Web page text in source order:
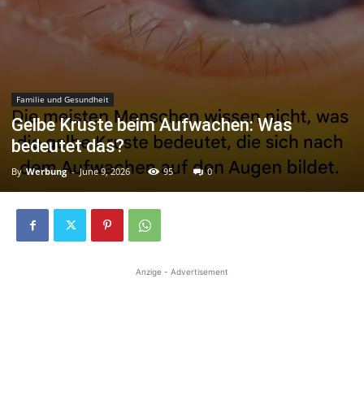
Familie und Gesundheit
Gelbe Kruste beim Aufwachen: Was
bedeutet das?
By Werbung - June 9, 2026 95 0
Anzige - Advertisement